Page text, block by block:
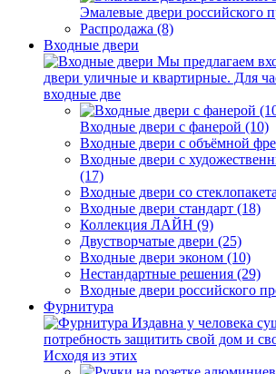
Эмалевые двери российского
Распродажа (8)
Входные двери
Мы предлагаем
двери уличные и квартирные. Для
входные две
Входные двери с фанерой (10)
Входные двери с объёмной
Входные двери с
(17)
Входные двери со
Входные двери стандарт (18)
Коллекция ЛАЙН (9)
Двустворчатые двери (25)
Входные двери эконом (10)
Нестандартные решения (29)
Входные двери российского
Фурнитура
Издавна у человека
потребность защитить свой дом и
Исходя из этих